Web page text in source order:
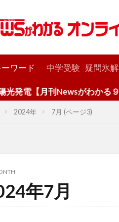
ワード 中学受験 疑問氷解
月刊Newsがわかる９月号】
2024年 7月 (ページ3)
年7月